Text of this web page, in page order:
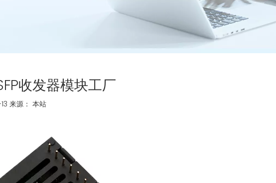
收发器模块工厂
来源： 本站